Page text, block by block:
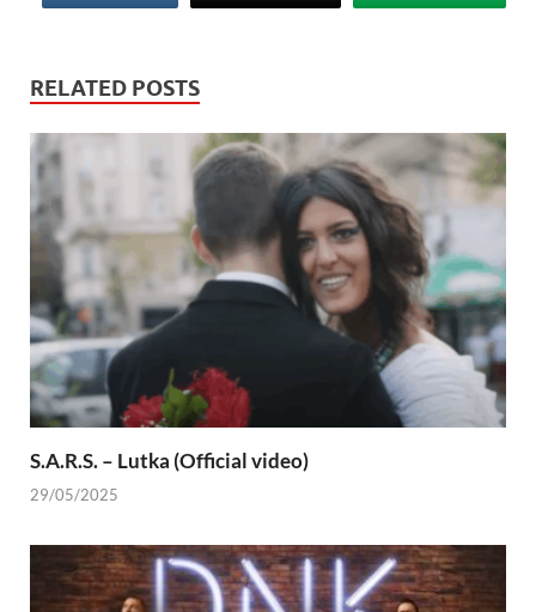
RELATED POSTS
S.A.R.S. – Lutka (Official video)
29/05/2025